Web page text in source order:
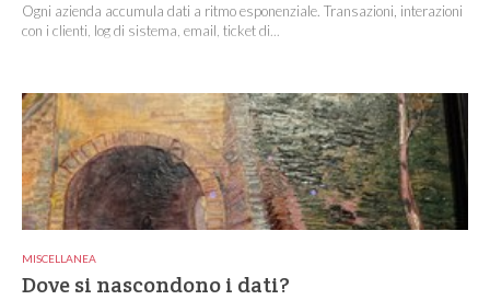
Ogni azienda accumula dati a ritmo esponenziale. Transazioni, interazioni
con i clienti, log di sistema, email, ticket di...
MISCELLANEA
Dove si nascondono i dati?